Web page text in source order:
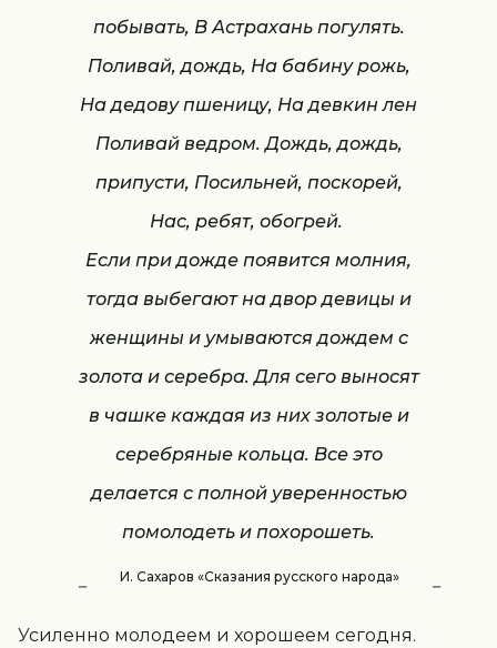
побывать, В Астрахань погулять.
Поливай, дождь, На бабину рожь,
На дедову пшеницу, На девкин лен
Поливай ведром. Дождь, дождь,
припусти, Посильней, поскорей,
Нас, ребят, обогрей.
Если при дожде появится молния,
тогда выбегают на двор девицы и
женщины и умываются дождем с
золота и серебра. Для сего выносят
в чашке каждая из них золотые и
серебряные кольца. Все это
делается с полной уверенностью
помолодеть и похорошеть.
И. Сахаров «Сказания русского народа»
Усиленно молодеем и хорошеем сегодня.